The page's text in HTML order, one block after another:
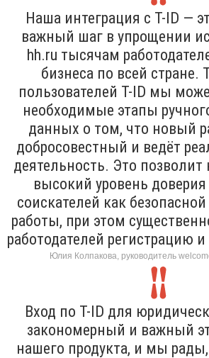
Наша интеграция с T-ID —
важный шаг в упрощении
hh.ru тысячам
бизнеса по всей стране.
пользователей T-ID мы
необходимые этапы
данных о том, что новый
добросовестный и ведёт
деятельность. Это позволит
высокий уровень
соискателей как
работы, при этом
работодателей регистрацию
Юлия Колпакова, руководитель
Вход по T-ID для
закономерный и важный
нашего продукта, и мы рады,